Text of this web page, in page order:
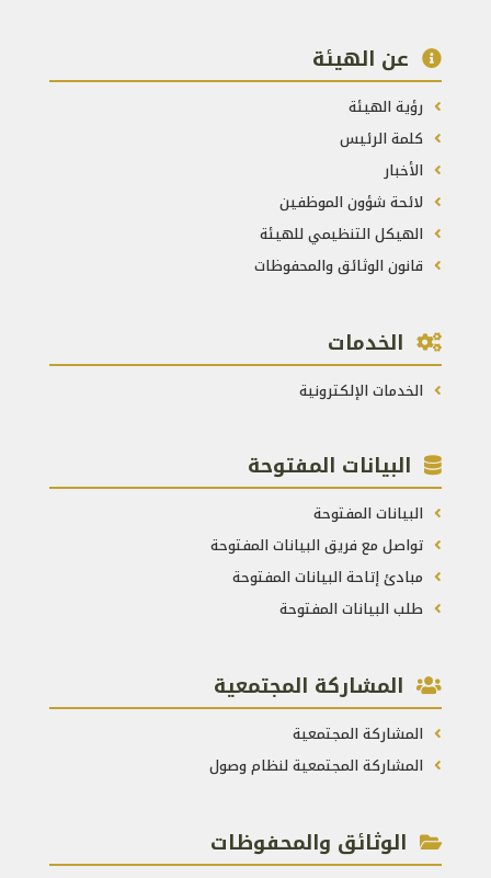
عن الهيئة
رؤية الهيئة
كلمة الرئيس
الأخبار
لائحة شؤون الموظفين
الهيكل التنظيمي للهيئة
قانون الوثائق والمحفوظات
الخدمات
الخدمات الإلكترونية
البيانات المفتوحة
البيانات المفتوحة
تواصل مع فريق البيانات المفتوحة
مبادئ إتاحة البيانات المفتوحة
طلب البيانات المفتوحة
المشاركة المجتمعية
المشاركة المجتمعية
المشاركة المجتمعية لنظام وصول
الوثائق والمحفوظات